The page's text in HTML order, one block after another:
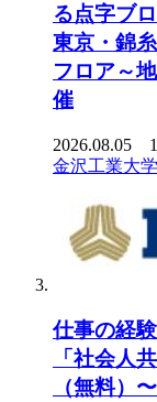
る点字ブ
東京・錦
フロア～
催
2026.08.05
金沢工業大学
仕事の経
「社会人
（無料）